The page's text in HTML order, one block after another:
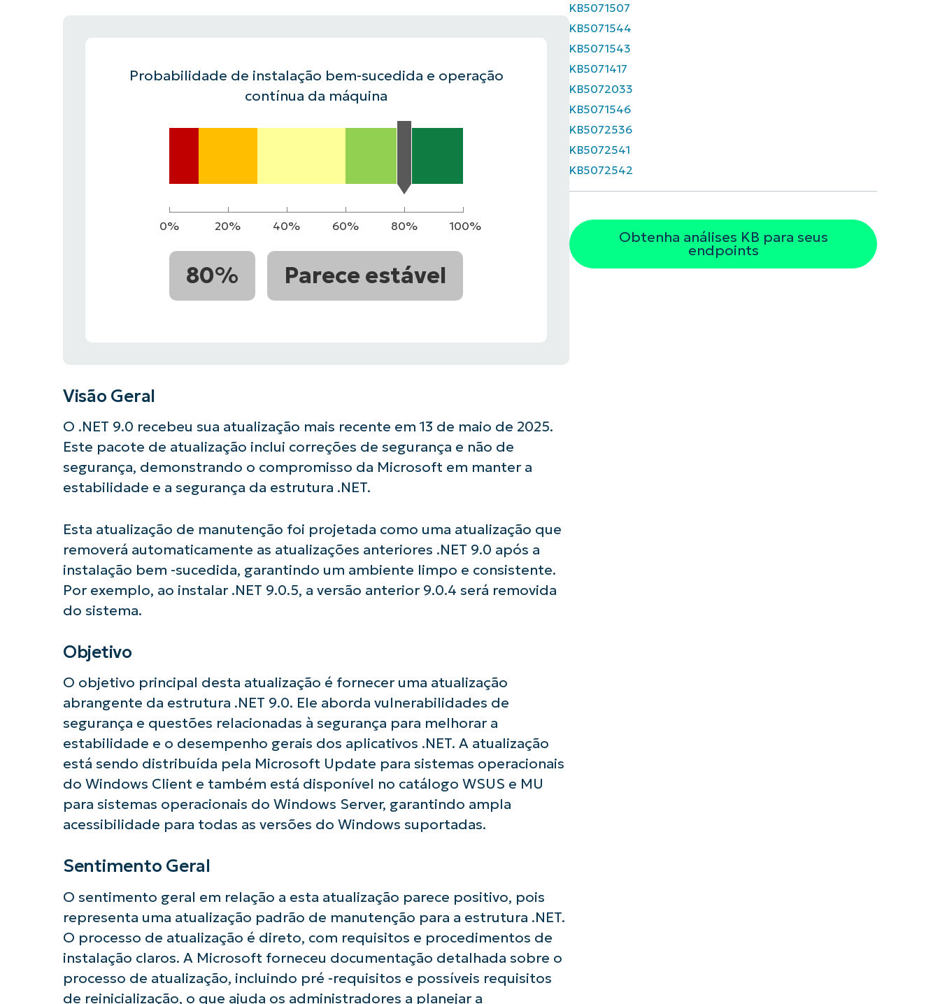
Probabilidade de instalação bem-sucedida e operação
contínua da máquina
0% 20% 40% 60% 80% 100%
80% Parece estável
Visão Geral
O .NET 9.0 recebeu sua atualização mais recente em 13 de maio de 2025.
Este pacote de atualização inclui correções de segurança e não de
segurança, demonstrando o compromisso da Microsoft em manter a
estabilidade e a segurança da estrutura .NET.
Esta atualização de manutenção foi projetada como uma atualização que
removerá automaticamente as atualizações anteriores .NET 9.0 após a
instalação bem -sucedida, garantindo um ambiente limpo e consistente.
Por exemplo, ao instalar .NET 9.0.5, a versão anterior 9.0.4 será removida
do sistema.
Objetivo
O objetivo principal desta atualização é fornecer uma atualização
abrangente da estrutura .NET 9.0. Ele aborda vulnerabilidades de
segurança e questões relacionadas à segurança para melhorar a
estabilidade e o desempenho gerais dos aplicativos .NET. A atualização
está sendo distribuída pela Microsoft Update para sistemas operacionais
do Windows Client e também está disponível no catálogo WSUS e MU
para sistemas operacionais do Windows Server, garantindo ampla
acessibilidade para todas as versões do Windows suportadas.
Sentimento Geral
O sentimento geral em relação a esta atualização parece positivo, pois
representa uma atualização padrão de manutenção para a estrutura .NET.
O processo de atualização é direto, com requisitos e procedimentos de
instalação claros. A Microsoft forneceu documentação detalhada sobre o
processo de atualização, incluindo pré -requisitos e possíveis requisitos
de reinicialização, o que ajuda os administradores a planejar a
KB5071507
KB5071544
KB5071543
KB5071417
KB5072033
KB5071546
KB5072536
KB5072541
KB5072542
Obtenha análises KB para seus
endpoints
Comece a usar as análises de KB orientadas por IA do NinjaOne!
First
and
last
name*
Business
País
Company